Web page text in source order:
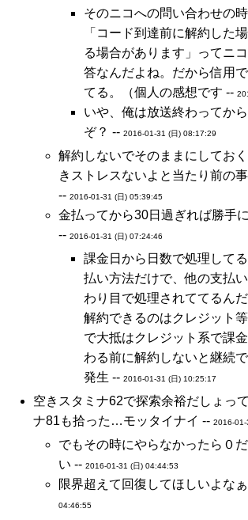
そのニコへの問い合わせの
「コード到達前に解約した
る場合があります」ってニ
答なんだよね。だから信用
てる。（個人の感想です --
いや、俺は放送終わってか
ぞ？ -- 2016-01-31 (日) 08:17:29
解約しないでそのままにしてお
きストレスないよと当たり前の事
-- 2016-01-31 (日) 05:39:45
金払ってから30日過ぎれば勝手
-- 2016-01-31 (日) 07:24:46
課金日から日数で処理して
払い方法だけで、他の支払
わり目で処理されててるん
解約できるのはクレジット
で大抵はクレジット系で課
わる前に解約しないと継続
発生 -- 2016-01-31 (日) 10:25:17
空きスタミナ62で探索余裕だしょっ
ナ81も拾った…モッタイナイ -- 2016-01-
でもその時にやらなかったら０
い -- 2016-01-31 (日) 04:44:53
限界超えて回復してほしいよな
04:46:55